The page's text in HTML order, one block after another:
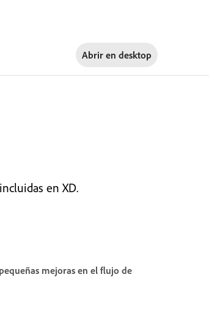
Abrir en desktop
en XD.
mejoras en el flujo de